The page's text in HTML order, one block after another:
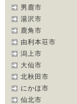
男鹿市
湯沢市
鹿角市
由利本荘市
潟上市
大仙市
北秋田市
にかほ市
仙北市